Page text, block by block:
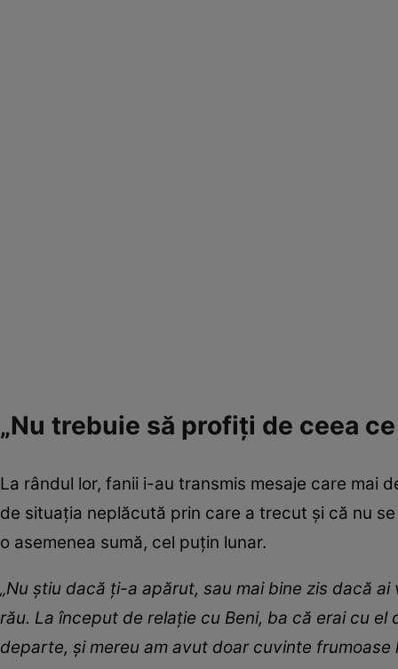
„Nu trebuie să profiți de ceea
La rândul lor, fanii i-au transmis mesaje care mai
de situația neplăcută prin care a trecut și că nu
o asemenea sumă, cel puțin lunar.
„Nu știu dacă ți-a apărut, sau mai bine zis dacă
rău. La început de relație cu Beni, ba că erai cu
departe, și mereu am avut doar cuvinte